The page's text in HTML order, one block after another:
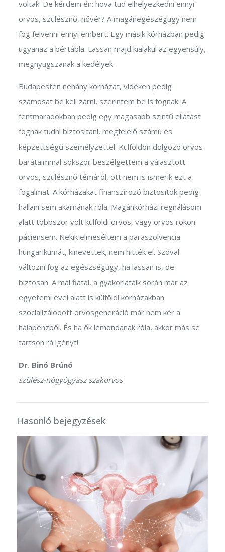
voltak. De kérdem én: hova tud elhelyezkedni ennyi
orvos, szülésznő, nővér? A magánegészégügy nem
fog felvenni ennyi embert. Egy másik kórházban pedig
ugyanaz a bértábla. Lassan majd kialakul az egyensúly,
megnyugszanak a kedélyek.
Budapesten néhány kórházat, vidéken pedig
számosat be kell zárni, szerintem be is fognak. A
fentmaradókban pedig egy magasabb szintű ellátást
fognak tudni biztosítani, megfelelő számú és
képzettségű személyzettel. Külföldön dolgozó orvos
barátaimmal sokszor beszélgettem a választott
orvos, szülésznő témáról, ott nem is ismerik ezt a
fogalmat. A kórházakat finanszírozó biztosítók pedig
hallani sem akarnának róla. Magánkórházi regnálásom
alatt többször volt külföldi orvos, vagy orvos rokon
páciensem. Nekik elmeséltem a paraszolvencia
hungarikumát, kinevettek, nem hitték el. Szóval
változni fog az egészségügy, ha lassan is, de
biztosan. A mai fiatal, a gyakorlataik során már az
egyetemi évei alatt is külföldi kórházakban
szocializálódott orvosgeneráció már nem kér a
hálapénzből. És ha ők lemondanak róla, akkor más se
tartson rá igényt!
Dr. Binó Brúnó
szülész-nőgyógyász szakorvos
Hasonló bejegyzések